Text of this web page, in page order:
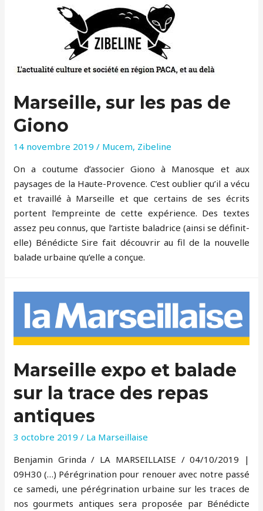
Marseille, sur les pas de
Giono
14 novembre 2019 / Mucem, Zibeline
On a coutume d’associer Giono à Manosque et aux
paysages de la Haute-Provence. C’est oublier qu’il a vécu
et travaillé à Marseille et que certains de ses écrits
portent l’empreinte de cette expérience. Des textes
assez peu connus, que l’artiste baladrice (ainsi se définit-
elle) Bénédicte Sire fait découvrir au fil de la nouvelle
balade urbaine qu’elle a conçue.
Marseille expo et balade
sur la trace des repas
antiques
3 octobre 2019 / La Marseillaise
Benjamin Grinda / LA MARSEILLAISE / 04/10/2019 |
09H30 (…) Pérégrination pour renouer avec notre passé
ce samedi, une pérégrination urbaine sur les traces de
nos gourmets antiques sera proposée par Bénédicte